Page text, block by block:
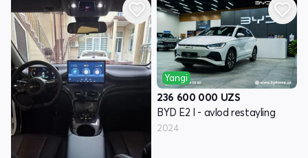
Yangi
236 600 000 UZS
BYD E2 I - avlod restayling
2024